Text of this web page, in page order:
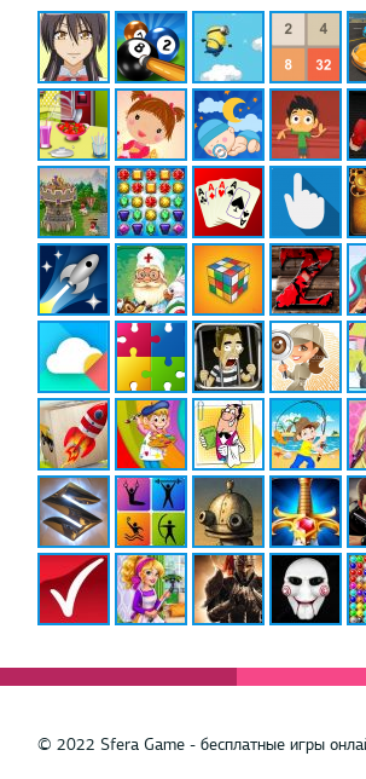
© 2022 Sfera Game - бесплатные игры